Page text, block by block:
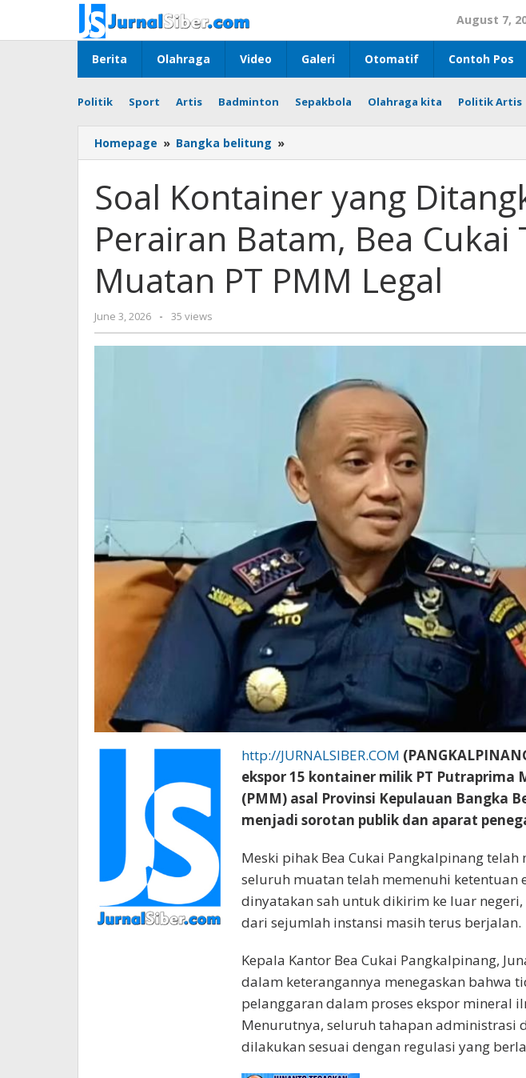
content
August 7,
Berita Olahraga Video Galeri Otomatif Contoh Pos
Politik Sport Artis Badminton Sepakbola Olahraga kita Politik Artis
Homepage » Bangka belitung »
Kontainer
Ditangkap
di
Batam,
Cukai
Tegaskan
PMM
Soal Kontainer yang
Perairan Batam, Bea Cukai
Muatan PT PMM Legal
June 3, 2026
by
Budiyanto
- 35 views
http://JURNALSIBER.COM
ekspor 15 kontainer milik PT Putraprima
(PMM) asal Provinsi Kepulauan Bangka
menjadi sorotan publik dan aparat
Meski pihak Bea Cukai Pangkalpinang telah
seluruh muatan telah memenuhi ketentuan
dinyatakan sah untuk dikirim ke luar
dari sejumlah instansi masih terus berjalan.
Kepala Kantor Bea Cukai Pangkalpinang,
dalam keterangannya menegaskan bahwa
pelanggaran dalam proses ekspor mineral
Menurutnya, seluruh tahapan administrasi
dilakukan sesuai dengan regulasi yang